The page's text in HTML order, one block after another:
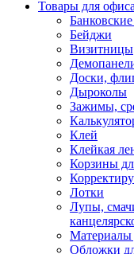
Товары для
Бейджи
Визитницы
Доски,
Дыроколы
Зажимы,
Клей
Клейкая
Корзины
Лотки
Лупы,
Материалы
Обложки